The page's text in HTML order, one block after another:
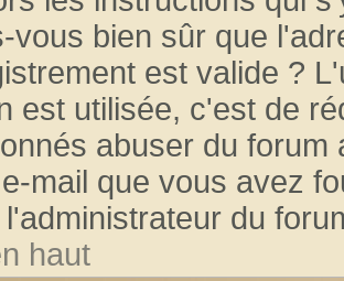
vous bien sûr que
est valide ?
est utilisée, c'est de
abuser du
mail que vous avez
du
haut